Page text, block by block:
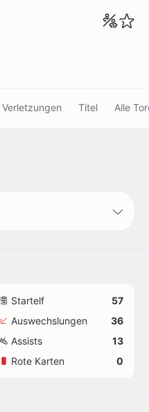
Verletzungen Titel Alle
Startelf
57
Auswechslungen
36
Assists
13
Rote Karten 0